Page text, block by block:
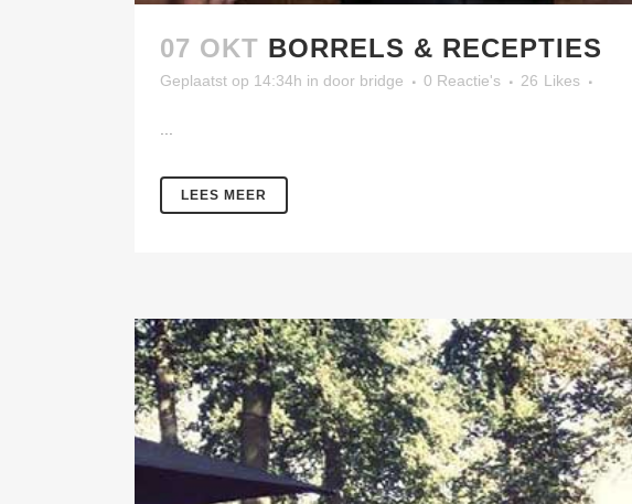
07 OKT BORRELS & RECEPTIES
Geplaatst op 14:34h in door bridge 0 Reactie's 26 Likes
LEES MEER